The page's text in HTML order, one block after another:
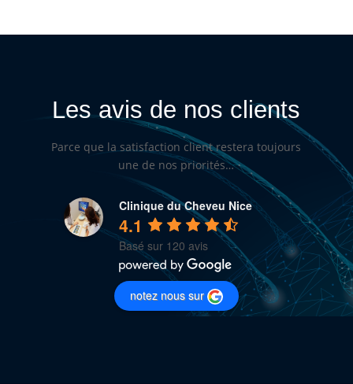
Les avis de nos clients
Parce que la satisfaction client restera toujours
une de nos priorités…
Clinique du Cheveu Nice
4.1
Basé sur 120 avis
notez nous sur